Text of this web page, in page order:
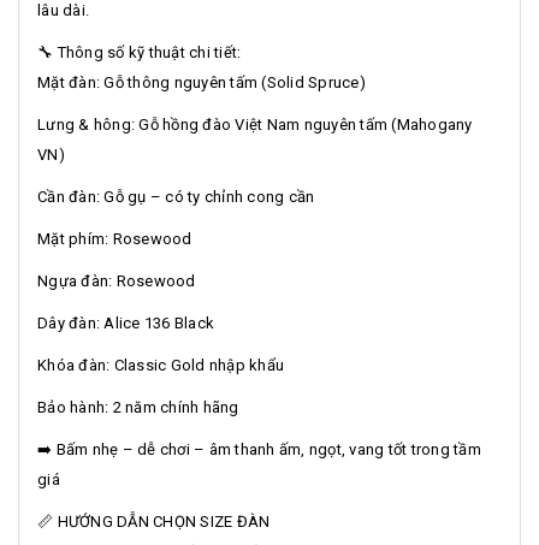
lâu dài.
🔧 Thông số kỹ thuật chi tiết:
Mặt đàn: Gỗ thông nguyên tấm (Solid Spruce)
Lưng & hông: Gỗ hồng đào Việt Nam nguyên tấm (Mahogany
VN)
Cần đàn: Gỗ gụ – có ty chỉnh cong cần
Mặt phím: Rosewood
Ngựa đàn: Rosewood
Dây đàn: Alice 136 Black
Khóa đàn: Classic Gold nhập khẩu
Bảo hành: 2 năm chính hãng
➡️ Bấm nhẹ – dễ chơi – âm thanh ấm, ngọt, vang tốt trong tầm
giá
📏 HƯỚNG DẪN CHỌN SIZE ĐÀN